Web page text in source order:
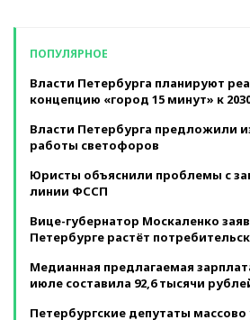
ПОПУЛЯРНОЕ
Власти Петербурга планируют
концепцию «город 15 минут» к
Власти Петербурга предложили
работы светофоров
Юристы объяснили проблемы с
линии ФССП
Вице-губернатор Москаленко
Петербурге растёт
Медианная предлагаемая
июле составила 92,6 тысячи
Петербургские депутаты